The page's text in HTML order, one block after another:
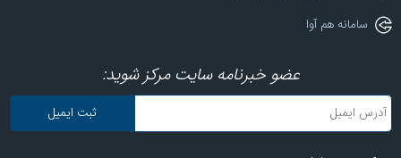
سامانه هم آوا
عضو خبرنامه سایت مرکز شوید: